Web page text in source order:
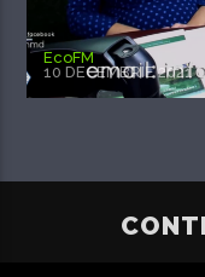
EcoFM
10 DECEMBRIE 2021